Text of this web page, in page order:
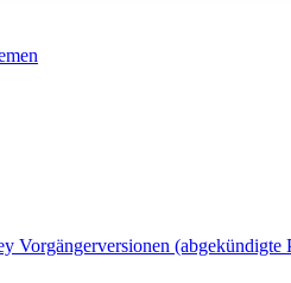
Vorgängerversionen (abgekündigte